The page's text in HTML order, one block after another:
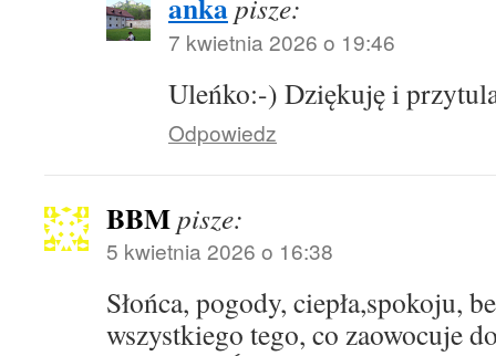
pisze:
7 kwietnia 2026 o 19:46
Uleńko:-) Dziękuję i
Odpowiedz
BBMpisze:
5 kwietnia 2026 o 16:38
Słońca, pogody, ciepła,spokoju,
wszystkiego tego, co zaowocuje